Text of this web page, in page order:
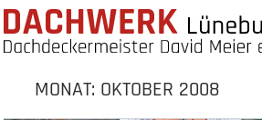
MONAT: OKTOBER 2008